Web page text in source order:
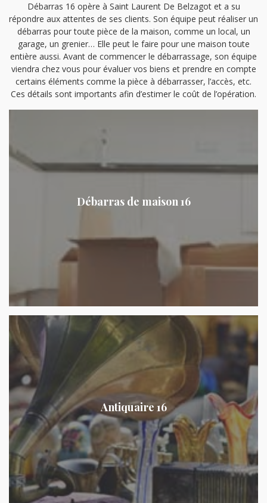
Débarras 16 opère à Saint Laurent De Belzagot et a su
répondre aux attentes de ses clients. Son équipe peut réaliser un
débarras pour toute pièce de la maison, comme un local, un
garage, un grenier… Elle peut le faire pour une maison toute
entière aussi. Avant de commencer le débarrassage, son équipe
viendra chez vous pour évaluer vos biens et prendre en compte
certains éléments comme la pièce à débarrasser, l’accès, etc.
Ces détails sont importants afin d’estimer le coût de l’opération.
Débarras de maison 16
Antiquaire 16